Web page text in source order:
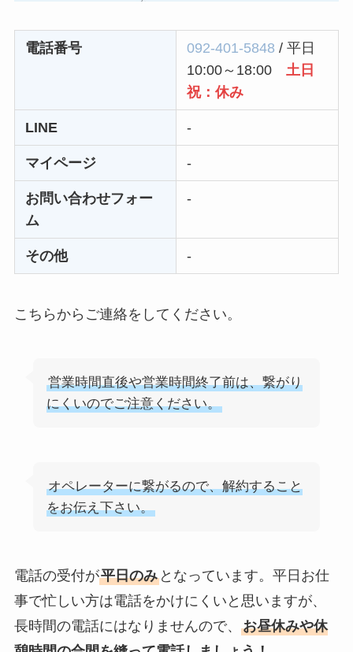
なにわサプリ
Sivorune(シボルネ)
なぜ解約できない？
る方法ある？
ニューZの解約まと
め！電話が繋がらな
解約できない？バロ
する方法を完全攻略
電話番号 092-401-5848 / 平日
10:00～18:00 土日
祝：休み
LINE -
マイページ -
お問い合わせフォー
ム
-
その他 -
こちらからご連絡をしてください。
営業時間直後や営業時間終了前は、繋がり
にくいのでご注意ください。
オペレーターに繋がるので、解約すること
をお伝え下さい。
電話の受付が平日のみとなっています。平日お仕
事で忙しい方は電話をかけにくいと思いますが、
長時間の電話にはなりませんので、 お昼休みや休